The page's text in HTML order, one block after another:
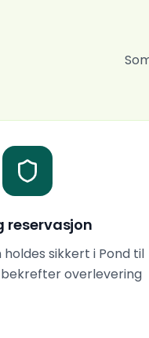
reservasjon
holdes sikkert i Pond til
overlevering